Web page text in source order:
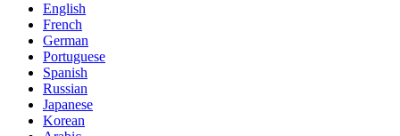
English
French
German
Portuguese
Spanish
Russian
Japanese
Korean